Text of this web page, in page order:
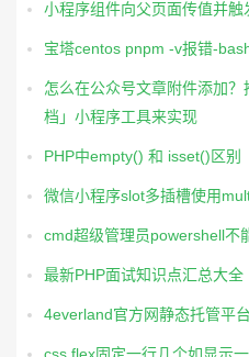
小程序组件向父页面传值并触
宝塔centos pnpm -v报错-
怎么在公众号文章附件添加
档」小程序工具来实现
PHP中empty() 和 isset()区别
微信小程序slot多插槽使用
cmd超级管理员powershell不
最新PHP面试知识点汇总大全
4everland官方网静态托管平